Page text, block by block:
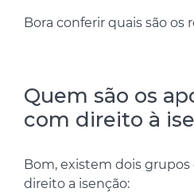
Bora conferir quais são os
Quem são os
com direito à
Bom, existem dois
direito a isenção: